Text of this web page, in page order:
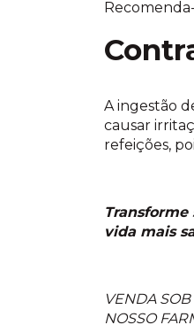
A ingestão
causar
refeições,
vida mais
VENDA
NOSSO